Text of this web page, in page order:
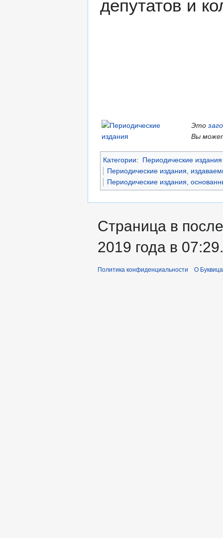
депутатов и
Это
Вы
Категории:
Периодические
Периодические издания,
Периодические издания,
Страница в
2019 года в 07:29.
Политика конфиденциальности О Буквица